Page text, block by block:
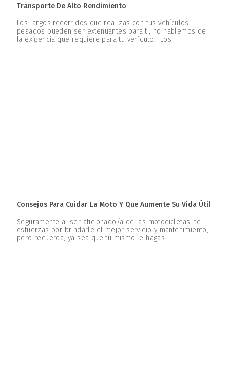
Transporte De Alto Rendimiento
Los largos recorridos que realizas con tus vehículos
pesados pueden ser extenuantes para ti, no hablemos de
la exigencia que requiere para tu vehículo. Los
Consejos Para Cuidar La Moto Y Que Aumente Su Vida Útil
Seguramente al ser aficionado/a de las motocicletas, te
esfuerzas por brindarle el mejor servicio y mantenimiento,
pero recuerda, ya sea que tú mismo le hagas